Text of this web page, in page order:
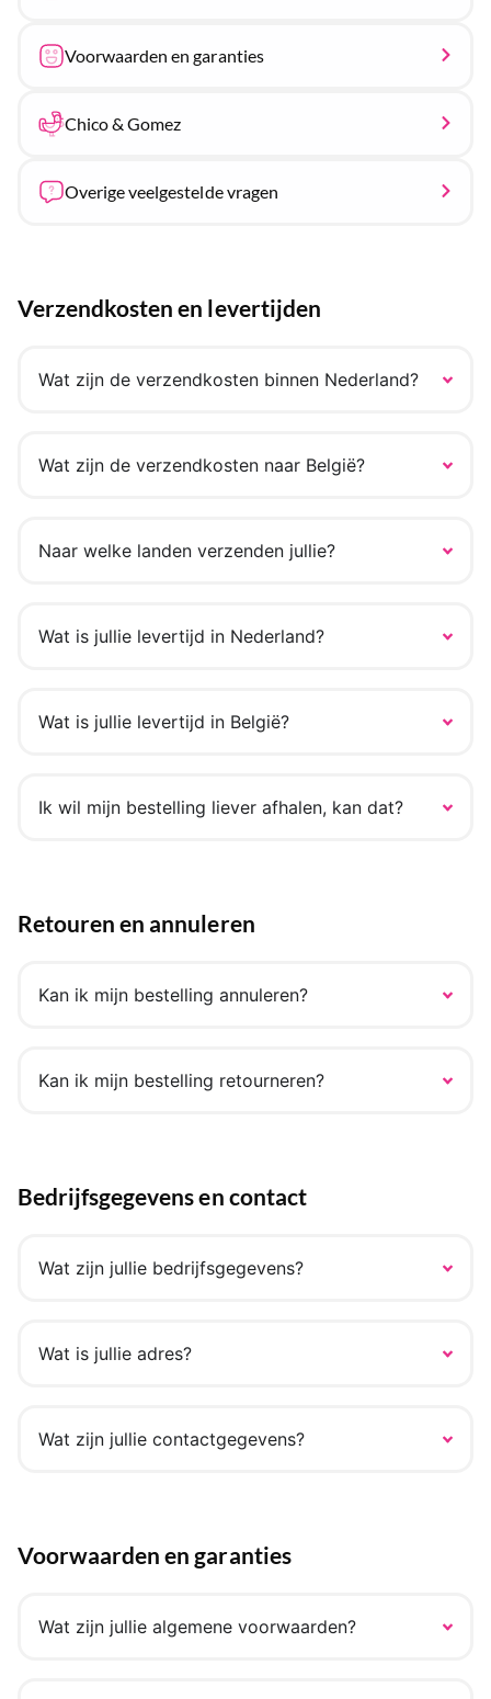
Voorwaarden en garanties
Chico & Gomez
Overige veelgestelde vragen
Verzendkosten en levertijden
Wat zijn de verzendkosten binnen Nederland?
Wat zijn de verzendkosten naar België?
Naar welke landen verzenden jullie?
Wat is jullie levertijd in Nederland?
Wat is jullie levertijd in België?
Ik wil mijn bestelling liever afhalen, kan dat?
Retouren en annuleren
Kan ik mijn bestelling annuleren?
Kan ik mijn bestelling retourneren?
Bedrijfsgegevens en contact
Wat zijn jullie bedrijfsgegevens?
Wat is jullie adres?
Wat zijn jullie contactgegevens?
Voorwaarden en garanties
Wat zijn jullie algemene voorwaarden?